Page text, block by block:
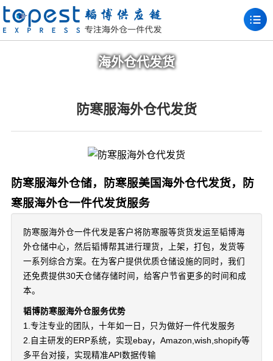
海外仓代发货
防寒服海外仓代发货
防寒服海外仓储，防寒服美国海外仓代发货，防
寒服海外仓一件代发货服务
防寒服海外仓一件代发是客户将防寒服等货货发运至韬博海
外仓储中心，然后韬博帮其进行理货，上架，打包，发货等
一系列综合方案。在为客户提供优质仓储设施的同时，我们
还免费提供30天仓储存储时间，给客户节省更多的时间和成
本。
韬博防寒服海外仓服务优势
1.专注专业的团队，十年如一日，只为做好一件代发服务
2.自主研发的ERP系统，实现ebay，Amazon,wish,shopify等
多平台对接，实现精准API数据传输